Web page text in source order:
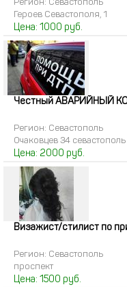
Регион: Севастополь
Героев Севастополя, 1
Цена: 1000 руб.
Честный АВАРИЙНЫЙ
Регион: Севастополь
Очаковцев 34 севастополь
Цена: 2000 руб.
Визажист/стилист по
Регион: Севастополь
проспект
Цена: 1500 руб.